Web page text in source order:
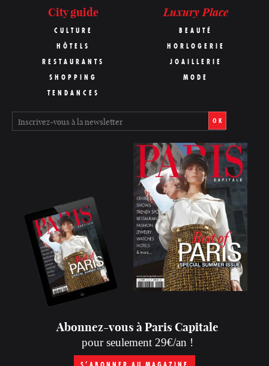
City guide
CULTURE
HÔTELS
RESTAURANTS
SHOPPING
TENDANCES
Luxury Place
BEAUTÉ
HORLOGERIE
JOAILLERIE
MODE
OK
Abonnez-vous à Paris Capitale
pour seulement 29€/an !